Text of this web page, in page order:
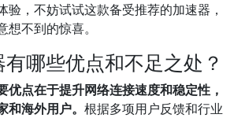
验，不妨试试这款备受推荐的加速器，
不到的惊喜。
哪些优点和不足之处？
优点在于提升网络连接速度和稳定性，
海外用户。 根据多项用户反馈和行业